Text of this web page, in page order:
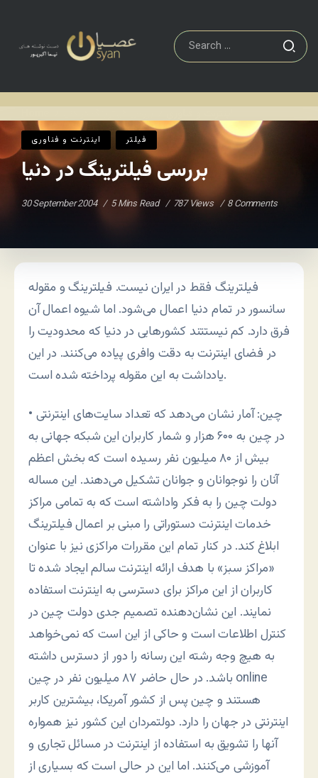
اينترنت و فناوری فيلتر
بررسی فیلترینگ در دنیا
30 September 2004 5 Mins Read 787 Views 8 Comments
فيلترينگ فقط در ايران نيست. فيلترينگ و مقوله
سانسور در تمام دنيا اعمال می‌شود. اما شيوه اعمال آن
فرق دارد. کم نيستتند کشورهايی در دنيا که محدوديت را
در فضای اينترنت به دقت وافری پياده می‌کنند. در اين
يادداشت به اين مقوله پرداخته شده است.
• چين: آمار نشان مى‌دهد که تعداد سايت‌هاى اينترنتى
در چين به ۶۰۰ هزار و شمار کاربران اين شبکه جهانى به
بيش از ۸۰ ميليون نفر رسيده است که بخش اعظم
آنان را نوجوانان و جوانان تشکيل مى‌دهند. اين مساله
دولت چين را به فکر واداشته است که به تمامی مراکز
خدمات اينترنت دستوراتی را مبنی بر اعمال فيلترينگ
ابلاغ کند. در کنار تمام اين مقررات مراکزی نيز با عنوان
«مراکز سبز» با هدف ارائه اينترنت سالم ايجاد شده تا
کاربران از اين مراکز برای دسترسی به اينترنت استفاده
نمايند. اين نشان‌دهنده تصميم جدی دولت چين در
کنترل اطلاعات است و حاکی از اين است که نمی‌خواهد
به هيچ وجه رشته اين رسانه را دور از دسترس داشته
باشد. در حال حاضر ۸۷ ميليون نفر در چين online
هستند و چين پس از کشور آمريکا، بيشترين کاربر
اينترنتى در جهان را دارد. دولتمردان اين کشور نيز همواره
آنها را تشويق به استفاده از اينترنت در مسائل تجارى و
آموزشى مى‌کنند. اما اين در حالى است که بسيارى از